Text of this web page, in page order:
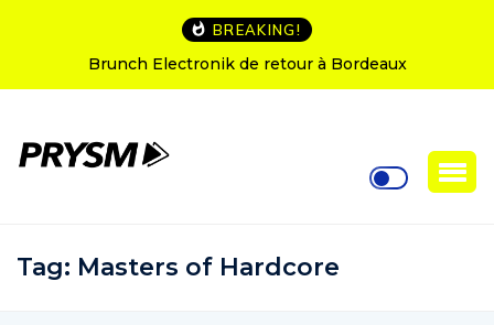
BREAKING!
Electronik de retour à Bordeaux L’Amnesia
Tag: Masters of Hardcore